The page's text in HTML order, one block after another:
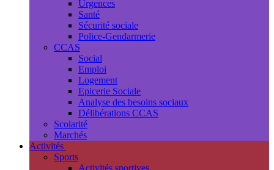
Urgences
Santé
Sécurité sociale
Police-Gendarmerie
CCAS
Social
Emploi
Logement
Epicerie Sociale
Analyse des besoins sociaux
Délibérations CCAS
Scolarité
Marchés
Activités
Sports
Activités sportives